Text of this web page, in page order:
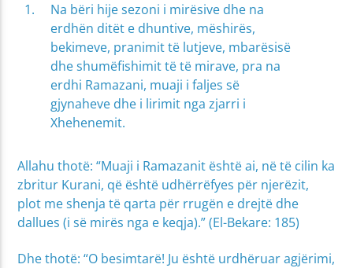
Na bëri hije sezoni i mirësive dhe na
erdhën ditët e dhuntive, mëshirës,
bekimeve, pranimit të lutjeve, mbarësisë
dhe shumëfishimit të të mirave, pra na
erdhi Ramazani, muaji i faljes së
gjynaheve dhe i lirimit nga zjarri i
Xhehenemit.
Allahu thotë: “Muaji i Ramazanit është ai, në të cilin ka
zbritur Kurani, që është udhërrëfyes për njerëzit,
plot me shenja të qarta për rrugën e drejtë dhe
dallues (i së mirës nga e keqja).” (El-Bekare: 185)
Dhe thotë: “O besimtarë! Ju është urdhëruar agjërimi,